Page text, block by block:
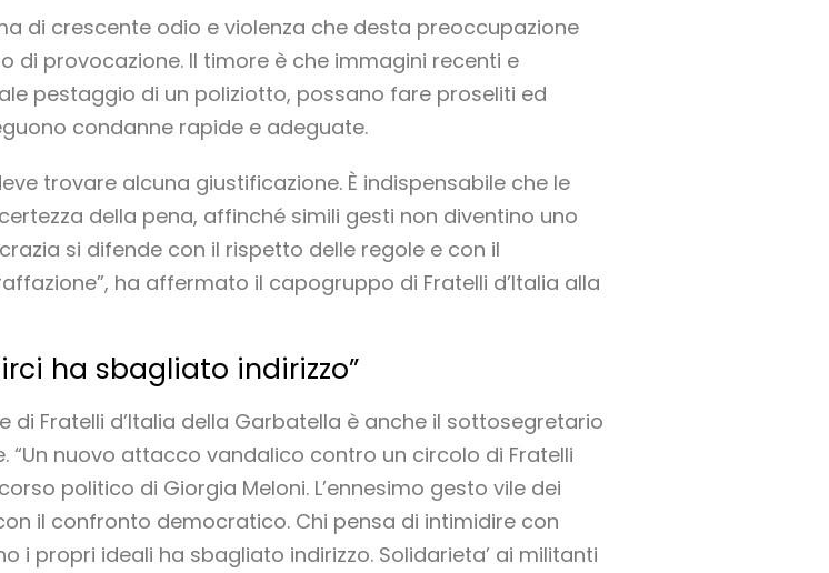
di crescente odio e violenza che desta preoccupazione
di provocazione. Il timore è che immagini recenti e
pestaggio di un poliziotto, possano fare proseliti ed
condanne rapide e adeguate.
trovare alcuna giustificazione. È indispensabile che le
della pena, affinché simili gesti non diventino uno
si difende con il rispetto delle regole e con il
ha affermato il capogruppo di Fratelli d’Italia alla
ha sbagliato indirizzo”
Fratelli d’Italia della Garbatella è anche il sottosegretario
“Un nuovo attacco vandalico contro un circolo di Fratelli
politico di Giorgia Meloni. L’ennesimo gesto vile dei
il confronto democratico. Chi pensa di intimidire con
i propri ideali ha sbagliato indirizzo. Solidarieta’ ai militanti